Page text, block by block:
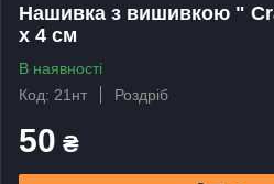
Нашивка з вишивкою "
х 4 см
В наявності
Код: 21нт
Роздріб
50 ₴